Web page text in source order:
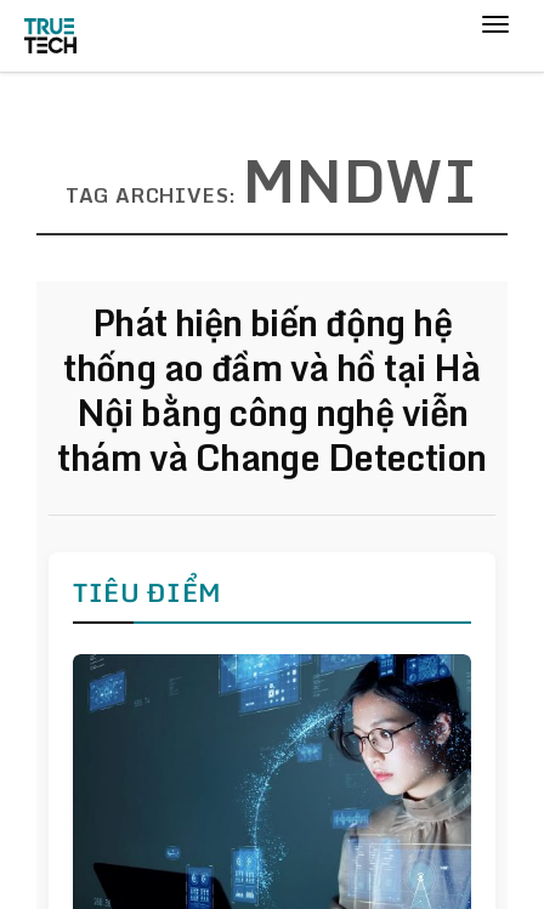
TAG ARCHIVES: MNDWI
Phát hiện biến động hệ
thống ao đầm và hồ tại Hà
Nội bằng công nghệ viễn
thám và Change Detection
TIÊU ĐIỂM